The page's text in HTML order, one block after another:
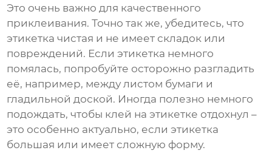
Это очень важно для качественного
приклеивания. Точно так же, убедитесь, что
этикетка чистая и не имеет складок или
повреждений. Если этикетка немного
помялась, попробуйте осторожно разгладить
её, например, между листом бумаги и
гладильной доской. Иногда полезно немного
подождать, чтобы клей на этикетке отдохнул –
это особенно актуально, если этикетка
большая или имеет сложную форму.